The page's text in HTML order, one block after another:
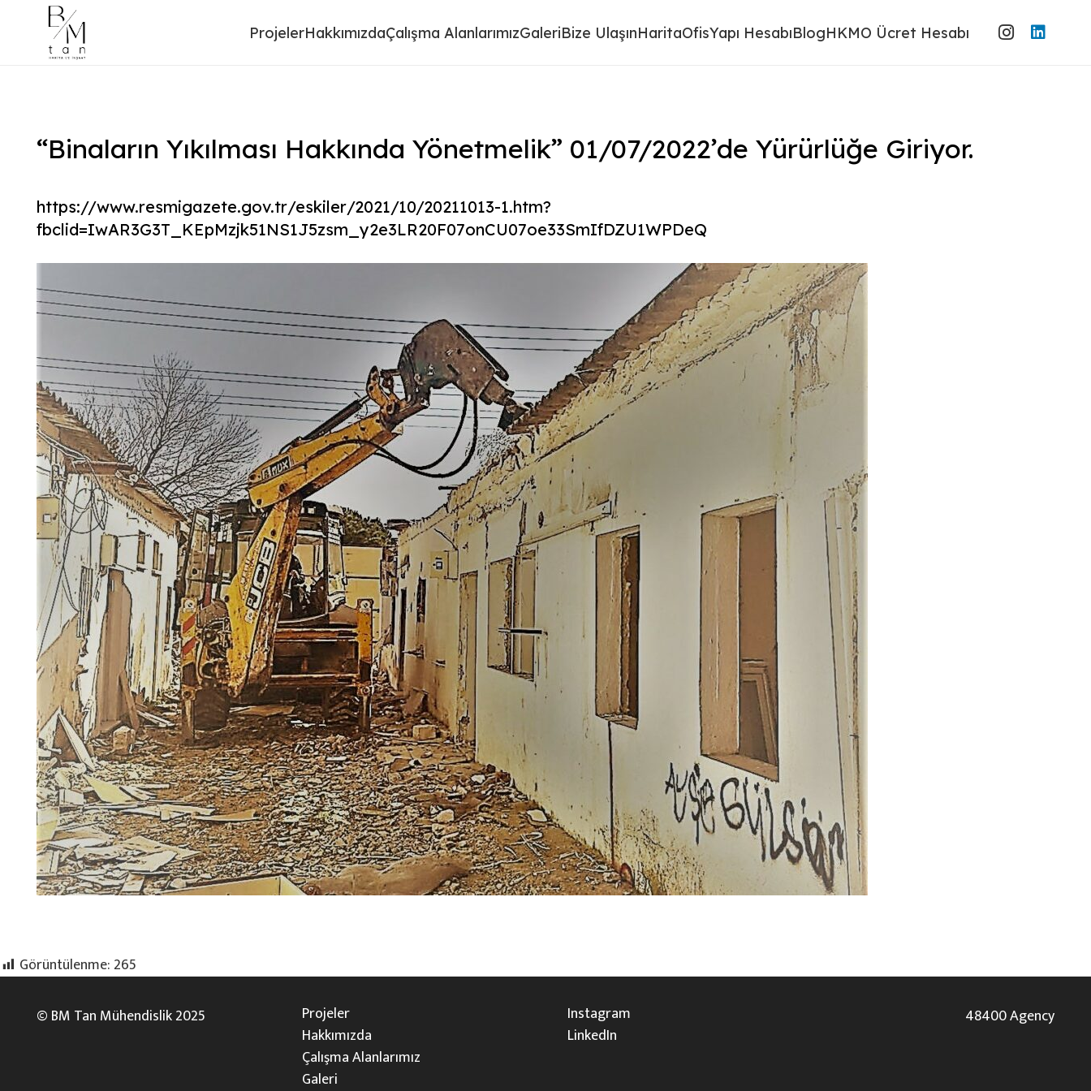
ProjelerHakkımızdaÇalışma AlanlarımızGaleriBize UlaşınHaritaOfisYapı HesabıBlogHKMO Ücret Hesabı
“Binaların Yıkılması Hakkında Yönetmelik” 01/07/2022’de Yürürlüğe Giriyor.
https://www.resmigazete.gov.tr/eskiler/2021/10/20211013-1.htm?
fbclid=IwAR3G3T_KEpMzjk51NS1J5zsm_y2e3LR20F07onCU07oe33SmIfDZU1WPDeQ
Görüntülenme: 265
© BM Tan Mühendislik 2025
Projeler
Hakkımızda
Çalışma Alanlarımız
Galeri
Instagram
LinkedIn
48400 Agency